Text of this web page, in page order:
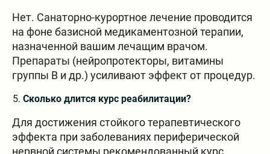
Нет. Санаторно-курортное лечение проводится
на фоне базисной медикаментозной терапии,
назначенной вашим лечащим врачом.
Препараты (нейропротекторы, витамины
группы В и др.) усиливают эффект от процедур.
Сколько длится курс реабилитации?
Для достижения стойкого терапевтического
эффекта при заболеваниях периферической
нервной системы рекомендованный курс